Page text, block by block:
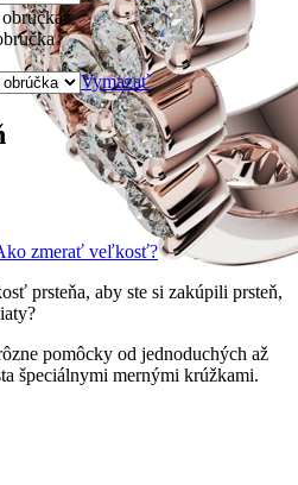
Vymazať
Briliant G-H/Si1-2 266
zmerať veľkosť?
prsteňa, aby ste si zakúpili prsteň,
pomôcky od jednoduchých až
špeciálnymi mernými krúžkami.